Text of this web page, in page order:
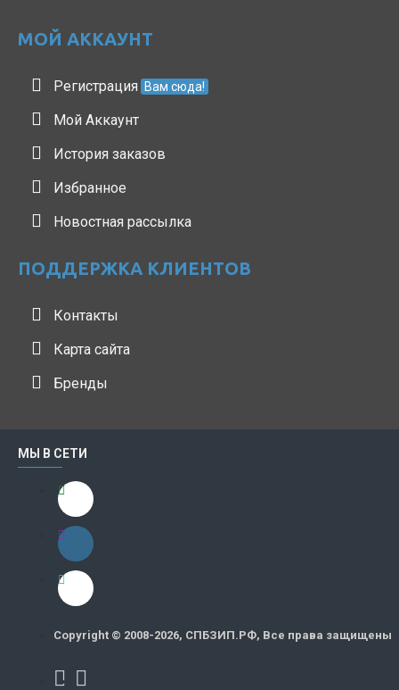
МОЙ АККАУНТ
Регистрация Вам сюда!
Мой Аккаунт
История заказов
Избранное
Новостная рассылка
ПОДДЕРЖКА КЛИЕНТОВ
Контакты
Карта сайта
Бренды
МЫ В СЕТИ
Copyright © 2008-2026, СПБЗИП.РФ, Все права защищены